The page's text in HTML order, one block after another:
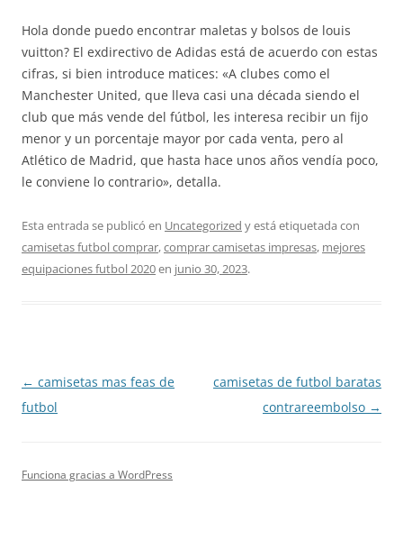
Hola donde puedo encontrar maletas y bolsos de louis
vuitton? El exdirectivo de Adidas está de acuerdo con estas
cifras, si bien introduce matices: «A clubes como el
Manchester United, que lleva casi una década siendo el
club que más vende del fútbol, les interesa recibir un fijo
menor y un porcentaje mayor por cada venta, pero al
Atlético de Madrid, que hasta hace unos años vendía poco,
le conviene lo contrario», detalla.
Esta entrada se publicó en Uncategorized y está etiquetada con
camisetas futbol comprar,comprar camisetas impresas, mejores
equipaciones futbol 2020en junio 30, 2023.
Navegación
de
← camisetas mas feas de
futbol
camisetas de futbol baratas
contrareembolso →
Funciona gracias a WordPress